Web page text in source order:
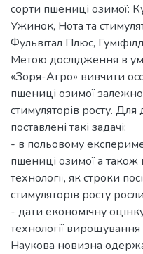
сорти пшениці озимої:
Ужинок, Нота та
Фульвітал Плюс,
Метою дослідження в
«Зоря-Агро» вивчити
пшениці озимої залежно
стимуляторів росту. Для
поставлені такі задачі:
- в польовому
пшениці озимої а також
технології, як строки
стимуляторів росту
- дати економічну
технології вирощування
Наукова новизна